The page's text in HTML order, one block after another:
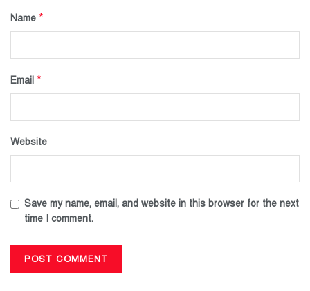
Name *
Email *
Website
Save my name, email, and website in this browser for the next
time I comment.